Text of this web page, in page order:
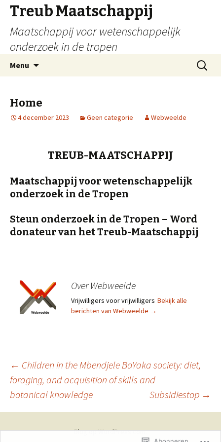
Treub Maatschappij
Maatschappij voor wetenschappelijk
onderzoek in de tropen
Menu
Home
4 december 2023 Geen categorie Webweelde
TREUB-MAATSCHAPPIJ
Maatschappij voor wetenschappelijk
onderzoek in de Tropen
Steun onderzoek in de Tropen – Word
donateur van het Treub-Maatschappij
Over Webweelde
Vrijwilligers voor vrijwilligers Bekijk alle
berichten van Webweelde →
← Children in the Mbendjele BaYaka society: diet,
foraging, and acquisition of skills and
botanical knowledge
Subsidiestop →
Blog op WordPress.com.